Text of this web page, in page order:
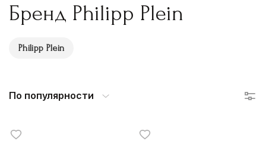
Бренд Philipp Plein
Philipp Plein
По популярности